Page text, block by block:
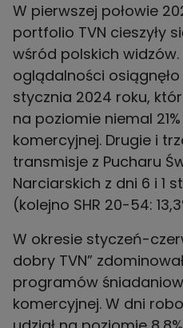
W pierwszej połowie
portfolio TVN cieszyły
wśród polskich widzów.
oglądalności osiągnęło
stycznia 2024 roku,
na poziomie niemal
komercyjnej. Drugie i
transmisje z Pucharu
Narciarskich z dni 6 i 1
(kolejno SHR 20-54:
W okresie styczeń-
dobry TVN”
programów
komercyjnej. W dni